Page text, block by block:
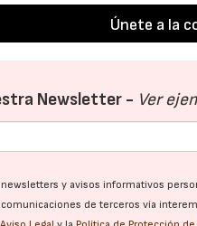
Únete a la
Newsletter - Ver
y avisos informativos
de terceros vía